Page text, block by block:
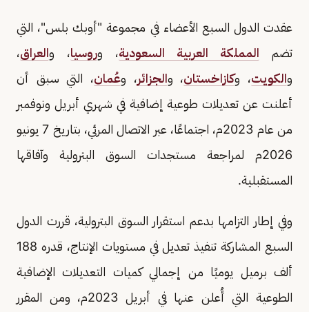
عقدت الدول السبع الأعضاء في مجموعة "أوبك بلس"، التي
تضم المملكة العربية السعودية، وروسيا، والعراق،
والكويت، وكازاخستان، والجزائر، وعُمان، التي سبق أن
أعلنت عن تعديلات طوعية إضافية في شهري أبريل ونوفمبر
من عام 2023م، اجتماعًا، عبر الاتصال المرئي، بتاريخ 7 يونيو
2026م لمراجعة مستجدات السوق البترولية وآفاقها
المستقبلية.
وفي إطار التزامها بدعم استقرار السوق البترولية، قررت الدول
السبع المشاركة تنفيذ تعديل في مستويات الإنتاج، قدره 188
ألف برميل يوميًا من إجمالي كميات التعديلات الإضافية
الطوعية التي أُعلن عنها في أبريل 2023م، ومن المقرر